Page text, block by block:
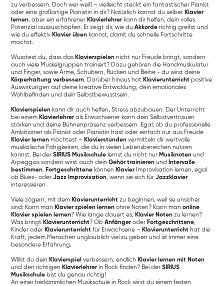
zu verbessern. Doch wer weiß – vielleicht steckt ein fantastischer Pianist
oder eine großartige Pianistin in dir? Natürlich kannst du selber Klavier
lernen, aber ein erfahrener Klavierlehrer kann dir helfen, dein volles
Potenzial auszuschöpfen. Er zeigt dir, wie duAkkorde richtig greifst und
wie du effektiv Klavier üben kannst, damit du schnelle Fortschritte
machst.
Wusstest du, dass das Klavierspielen nicht nur Freude bringt, sondern
auch viele Muskelgruppen trainiert? Dazu gehören die Handmuskulatur
und Finger, sowie Arme, Schultern, Rücken und Beine - du wirst deine
Körperhaltung verbessern. Darüber hinaus hat Klavierunterricht positive
Auswirkungen auf deine kreative Entwicklung, dein emotionales
Wohlbefinden und dein Selbstbewusstsein.
Klavierspielen kann dir auch helfen, Stress abzubauen. Der Unterricht
bei einem Klavierlehrer als Erwachsener kann dein Selbstvertrauen
stärken und deine Bühnenpräsenz verbessern. Egal, ob du professionelle
Ambitionen als Pianist oder Pianistin hast oder einfach nur aus Freude
Klavier lernen möchtest – Klavierstunden vermitteln dir wertvolle
musikalische Fähigkeiten, die du in vielen Lebensbereichen nutzen
kannst. Bei derSIRIUS Musikschule lernst du nicht nur Musiknoten und
Arpeggios sondern wirst auch deinGehör trainieren und
Intervalle
bestimmen. Fortgeschrittene können Klavier Improvisation lernen, egal
ob Blues- oderJazz Improvisation, wenn sie sich fürJazzklavier
interessieren.
Viele zögern, mit dem Klavierunterricht zu beginnen, weil sie unsicher
sind: Kann man Klavier spielen lernen ohne Noten? Kann manonline
Klavier spielen lernen? Wie lange dauert es, Klavier Noten zu lernen?
Was bringt Klavierunterricht? ObAnfänger oder Fortgeschrittene,
Kinder oder Klavierunterricht für Erwachsene – Klavierunterricht hat die
Kraft, jedem Menschen unglaublich viel zu geben und ist immer eine
besondere Erfahrung.
Willst du dein Klavierspiel verbessern, endlich Klavier lernen mit Noten
und den richtigen Klavierlehrer in Rock finden? Bei derSIRIUS
Musikschule bist du genau richtig!
An einer herkömmlichen Musikschule in Rock wirst du einem festen